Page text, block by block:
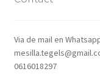
Via de mail en
0616018297